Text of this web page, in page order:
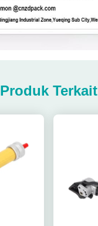
Produk Terkait